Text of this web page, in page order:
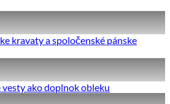
kravaty a spoločenské pánske
ako doplnok obleku